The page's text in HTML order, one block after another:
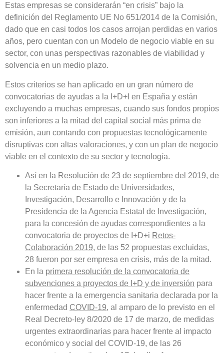
Estas empresas se considerarán “en crisis” bajo la
definición del Reglamento UE No 651/2014 de la Comisión,
dado que en casi todos los casos arrojan perdidas en varios
años, pero cuentan con un Modelo de negocio viable en su
sector, con unas perspectivas razonables de viabilidad y
solvencia en un medio plazo.
Estos criterios se han aplicado en un gran número de
convocatorias de ayudas a la I+D+I en España y están
excluyendo a muchas empresas, cuando sus fondos propios
son inferiores a la mitad del capital social más prima de
emisión, aun contando con propuestas tecnológicamente
disruptivas con altas valoraciones, y con un plan de negocio
viable en el contexto de su sector y tecnología.
Así en la Resolución de 23 de septiembre del 2019, de
la Secretaría de Estado de Universidades,
Investigación, Desarrollo e Innovación y de la
Presidencia de la Agencia Estatal de Investigación,
para la concesión de ayudas correspondientes a la
convocatoria de proyectos de I+D+i Retos-
Colaboración 2019, de las 52 propuestas excluidas,
28 fueron por ser empresa en crisis, más de la mitad.
En la primera resolución de la convocatoria de
subvenciones a proyectos de I+D y de inversión para
hacer frente a la emergencia sanitaria declarada por la
enfermedad COVID-19, al amparo de lo previsto en el
Real Decreto-ley 8/2020 de 17 de marzo, de medidas
urgentes extraordinarias para hacer frente al impacto
económico y social del COVID-19, de las 26